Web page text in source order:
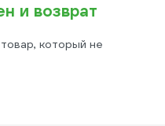
и возврат
который не